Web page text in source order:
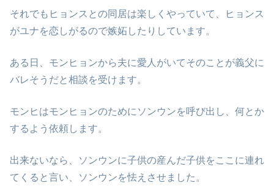
それでもヒョンスとの同居は楽しくやっていて、ヒョンス
がユナを恋しがるので嫉妬したりしています。
ある日、モンヒョンから夫に愛人がいてそのことが義父に
バレそうだと相談を受けます。
モンヒはモンヒョンのためにソンウンを呼び出し、何とか
するよう依頼します。
出来ないなら、ソンウンに子供の産んだ子供をここに連れ
てくると言い、ソンウンを怯えさせました。